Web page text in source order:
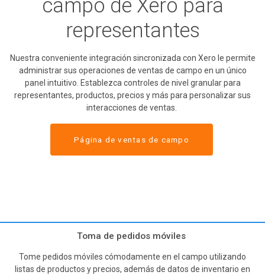
campo de Xero para
representantes
Nuestra conveniente integración sincronizada con Xero le permite
administrar sus operaciones de ventas de campo en un único
panel intuitivo. Establezca controles de nivel granular para
representantes, productos, precios y más para personalizar sus
interacciones de ventas.
Página de ventas de campo
Toma de pedidos móviles
Tome pedidos móviles cómodamente en el campo utilizando
listas de productos y precios, además de datos de inventario en